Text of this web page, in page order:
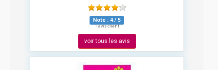
Note : 4/ 5
1 avis client
voir tous les avis